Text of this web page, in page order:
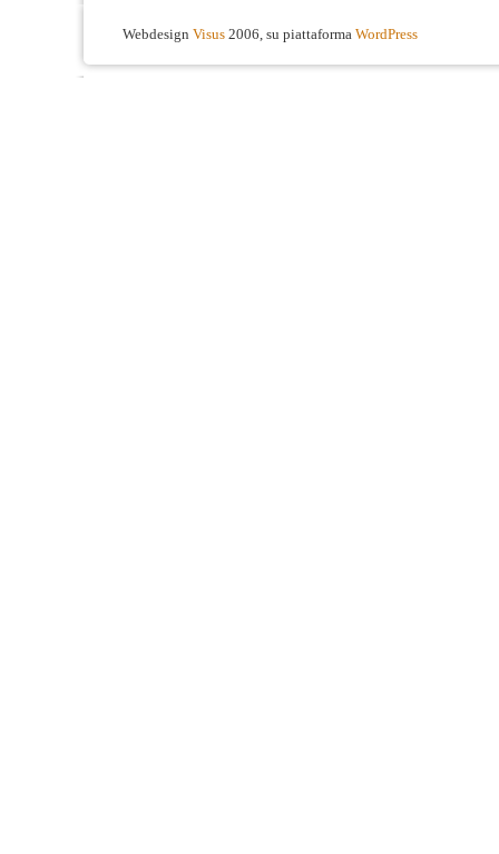
Webdesign Visus 2006, su piattaforma WordPress